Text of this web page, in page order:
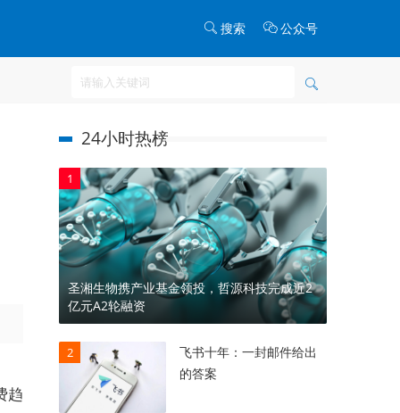
搜索 公众号
趋
24小时热榜
1
圣湘生物携产业基金领投，哲源科技完成近2
亿元A2轮融资
2
飞书十年：一封邮件给出
的答案